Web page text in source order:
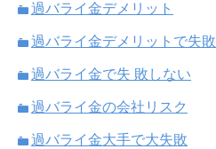
過バライ金デメリット
過バライ金デメリットで失敗
過バライ金で失 敗しない
過バライ金の会社リスク
過バライ金大手で大失敗